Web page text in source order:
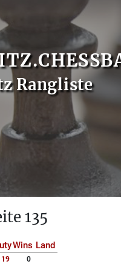
Rangliste
135
Wins Land
19
0